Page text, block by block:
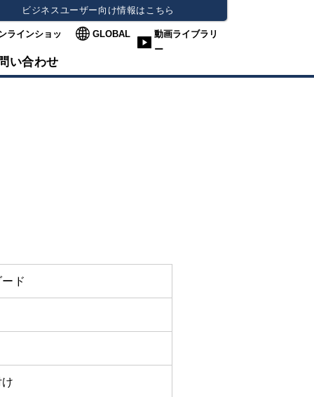
ビジネスユーザー向け情報はこちら
ラインショッ
GLOBAL
動画ライブラリ
ー
い合わせ
ド